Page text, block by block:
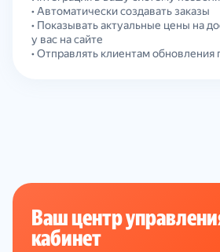
• Автоматически создавать заказы
• Показывать актуальные цены на
у вас на сайте
• Отправлять клиентам обновления
Ваш центр
кабинет